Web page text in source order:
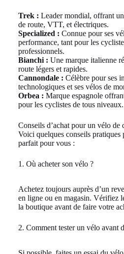
Trek : Leader mondial, offrant
de route, VTT, et électriques.
Specialized : Connue pour ses
performance, tant pour les
professionnels.
Bianchi : Une marque italienne
route légers et rapides.
Cannondale : Célèbre pour ses
technologiques et ses vélos de
Orbea : Marque espagnole
pour les cyclistes de tous niveaux.
Conseils d’achat pour un vélo de
Voici quelques conseils pratiques
parfait pour vous :
1. Où acheter son vélo ?
Achetez toujours auprès d’un
en ligne ou en magasin. Vérifiez
la boutique avant de faire votre
2. Comment tester un vélo avant